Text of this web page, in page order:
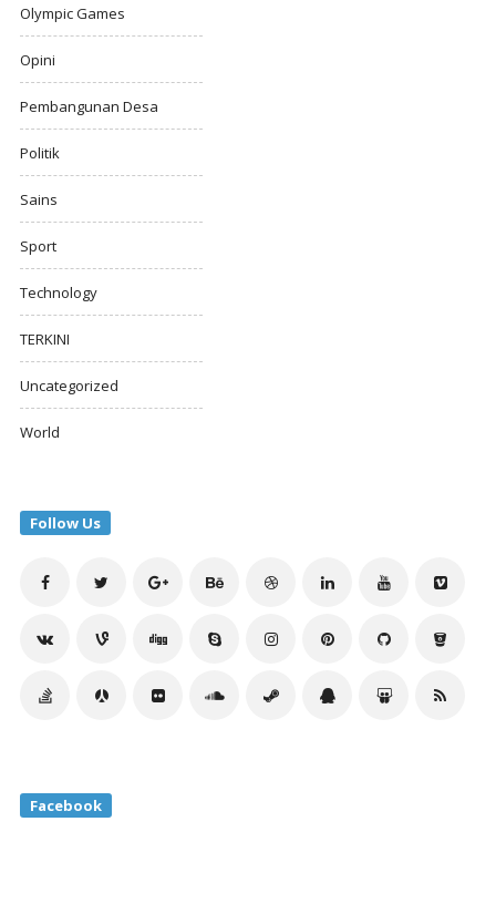
Olympic Games
Opini
Pembangunan Desa
Politik
Sains
Sport
Technology
TERKINI
Uncategorized
World
Follow Us
Facebook